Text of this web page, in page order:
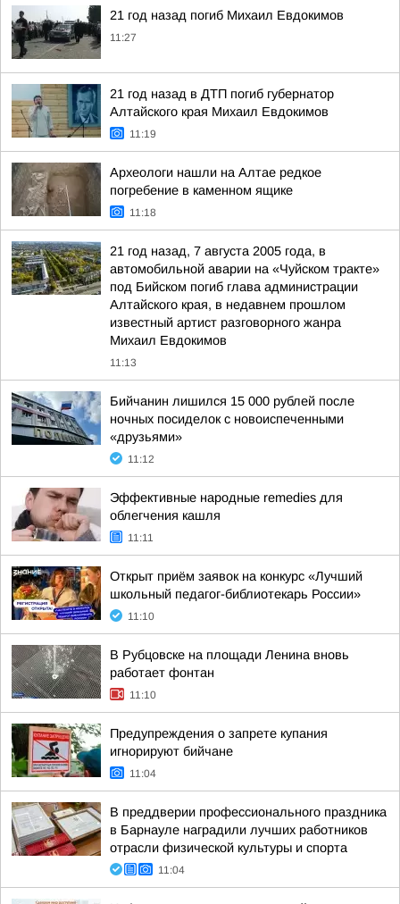
21 год назад погиб Михаил Евдокимов
11:27
21 год назад в ДТП погиб губернатор
Алтайского края Михаил Евдокимов
11:19
Археологи нашли на Алтае редкое
погребение в каменном ящике
11:18
21 год назад, 7 августа 2005 года, в
автомобильной аварии на «Чуйском тракте»
под Бийском погиб глава администрации
Алтайского края, в недавнем прошлом
известный артист разговорного жанра
Михаил Евдокимов
11:13
Бийчанин лишился 15 000 рублей после
ночных посиделок с новоиспеченными
«друзьями»
11:12
Эффективные народные remedies для
облегчения кашля
11:11
Открыт приём заявок на конкурс «Лучший
школьный педагог-библиотекарь России»
11:10
В Рубцовске на площади Ленина вновь
работает фонтан
11:10
Предупреждения о запрете купания
игнорируют бийчане
11:04
В преддверии профессионального праздника
в Барнауле наградили лучших работников
отрасли физической культуры и спорта
11:04